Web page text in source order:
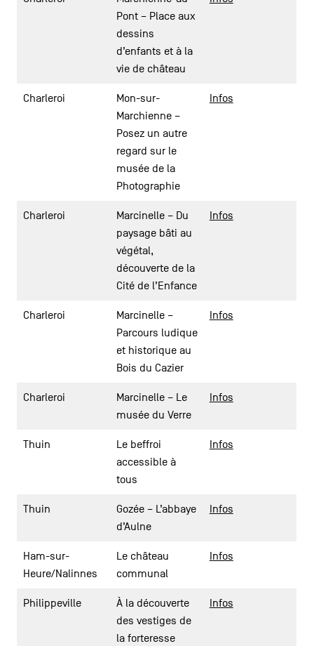
Pont – Place aux
dessins
d’enfants et à la
vie de château
Charleroi
Mon-sur-
Marchienne –
Posez un autre
regard sur le
musée de la
Photographie
Infos
Charleroi
Marcinelle – Du
paysage bâti au
végétal,
découverte de la
Cité de l’Enfance
Infos
Charleroi
Marcinelle –
Parcours ludique
et historique au
Bois du Cazier
Infos
Charleroi
Marcinelle – Le
musée du Verre
Infos
Thuin
Le beffroi
accessible à
tous
Infos
Thuin
Gozée – L’abbaye
d’Aulne
Infos
Ham-sur-
Heure/Nalinnes
Le château
communal
Infos
Philippeville
À la découverte
des vestiges de
la forteresse
Infos